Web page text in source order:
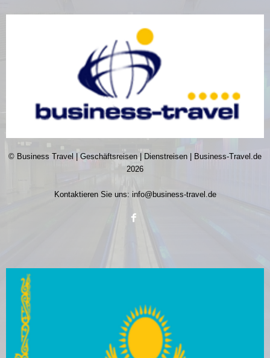
© Business Travel | Geschäftsreisen | Dienstreisen | Business-Travel.de
2026
Kontaktieren Sie uns: info@business-travel.de